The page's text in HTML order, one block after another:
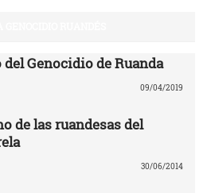
Genocidio de Ruanda
09/04/2019
de las ruandesas del
30/06/2014